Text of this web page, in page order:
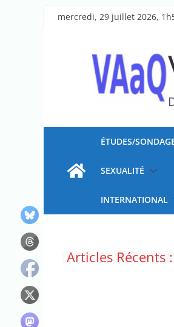
mercredi, 29 juillet 2026,
ÉTUDES/
SEXUALITÉ
INTERNATIONAL
Articles Récents :